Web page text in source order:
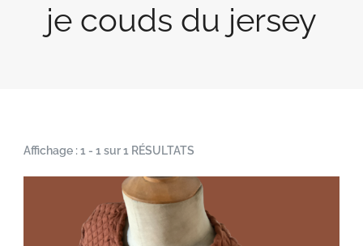
je couds du jersey
Affichage : 1 - 1 sur 1 RÉSULTATS